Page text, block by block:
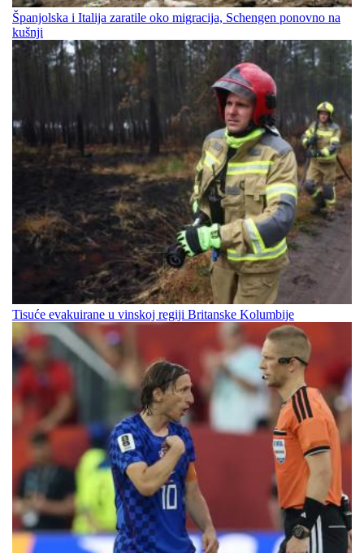
Španjolska i Italija zaratile oko migracija, Schengen ponovno na
kušnji
Tisuće evakuirane u vinskoj regiji Britanske Kolumbije